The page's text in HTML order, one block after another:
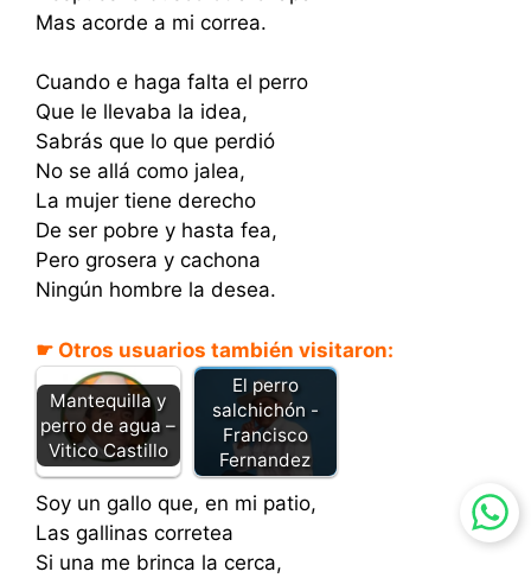
Mas acorde a mi correa.
Cuando e haga falta el perro
Que le llevaba la idea,
Sabrás que lo que perdió
No se allá como jalea,
La mujer tiene derecho
De ser pobre y hasta fea,
Pero grosera y cachona
Ningún hombre la desea.
☛ Otros usuarios también visitaron:
Mantequilla y
perro de agua –
Vitico Castillo
El perro
salchichón -
Francisco
Fernandez
Soy un gallo que, en mi patio,
Las gallinas corretea
Si una me brinca la cerca,